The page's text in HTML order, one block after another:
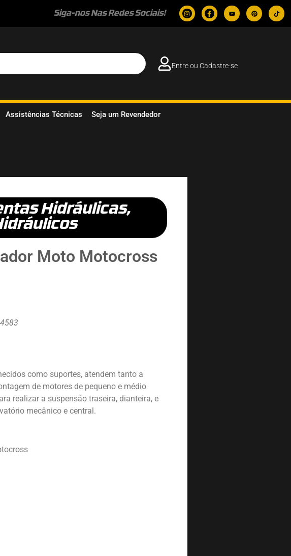
Siga-nos Nas Redes Sociais!
Entre ou Cadastre-se
Assistências Técnicas Seja um Revendedor
Hidráulicas,
Moto Motocross
como suportes, atendem tanto a
de motores de pequeno e médio
realizar a suspensão traseira, dianteira, e
mecânico e central.